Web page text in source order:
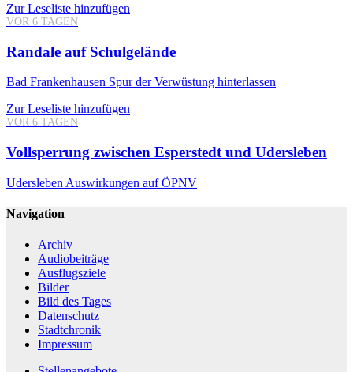
Zur Leseliste hinzufügen
VOR 6 TAGEN
Randale auf Schulgelände
Bad Frankenhausen Spur der Verwüstung hinterlassen
Zur Leseliste hinzufügen
VOR 6 TAGEN
Vollsperrung zwischen Esperstedt und Udersleben
Udersleben Auswirkungen auf ÖPNV
Navigation
Archiv
Audiobeiträge
Ausflugsziele
Bilder
Bild des Tages
Datenschutz
Stadtchronik
Impressum